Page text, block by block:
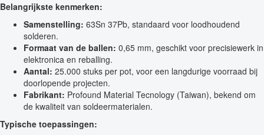
Belangrijkste kenmerken:
Samenstelling: 63Sn 37Pb, standaard voor loodhoudend
solderen.
Formaat van de ballen: 0,65 mm, geschikt voor precisiewerk in
elektronica en reballing.
Aantal: 25.000 stuks per pot, voor een langdurige voorraad bij
doorlopende projecten.
Fabrikant: Profound Material Tecnology (Taiwan), bekend om
de kwaliteit van soldeermaterialen.
Typische toepassingen: